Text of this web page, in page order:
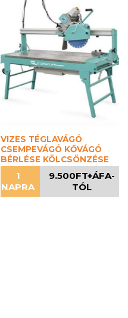
VIZES TÉGLAVÁGÓ
CSEMPEVÁGÓ KŐVÁGÓ
BÉRLÉSE KÖLCSÖNZÉSE
1
NAPRA
9.500FT+ÁFA-
TÓL